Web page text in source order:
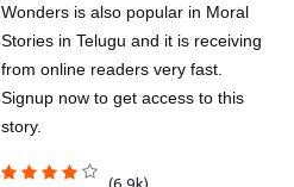
Wonders is also popular in Moral
Stories in Telugu and it is receiving
from online readers very fast.
Signup now to get access to this
story.